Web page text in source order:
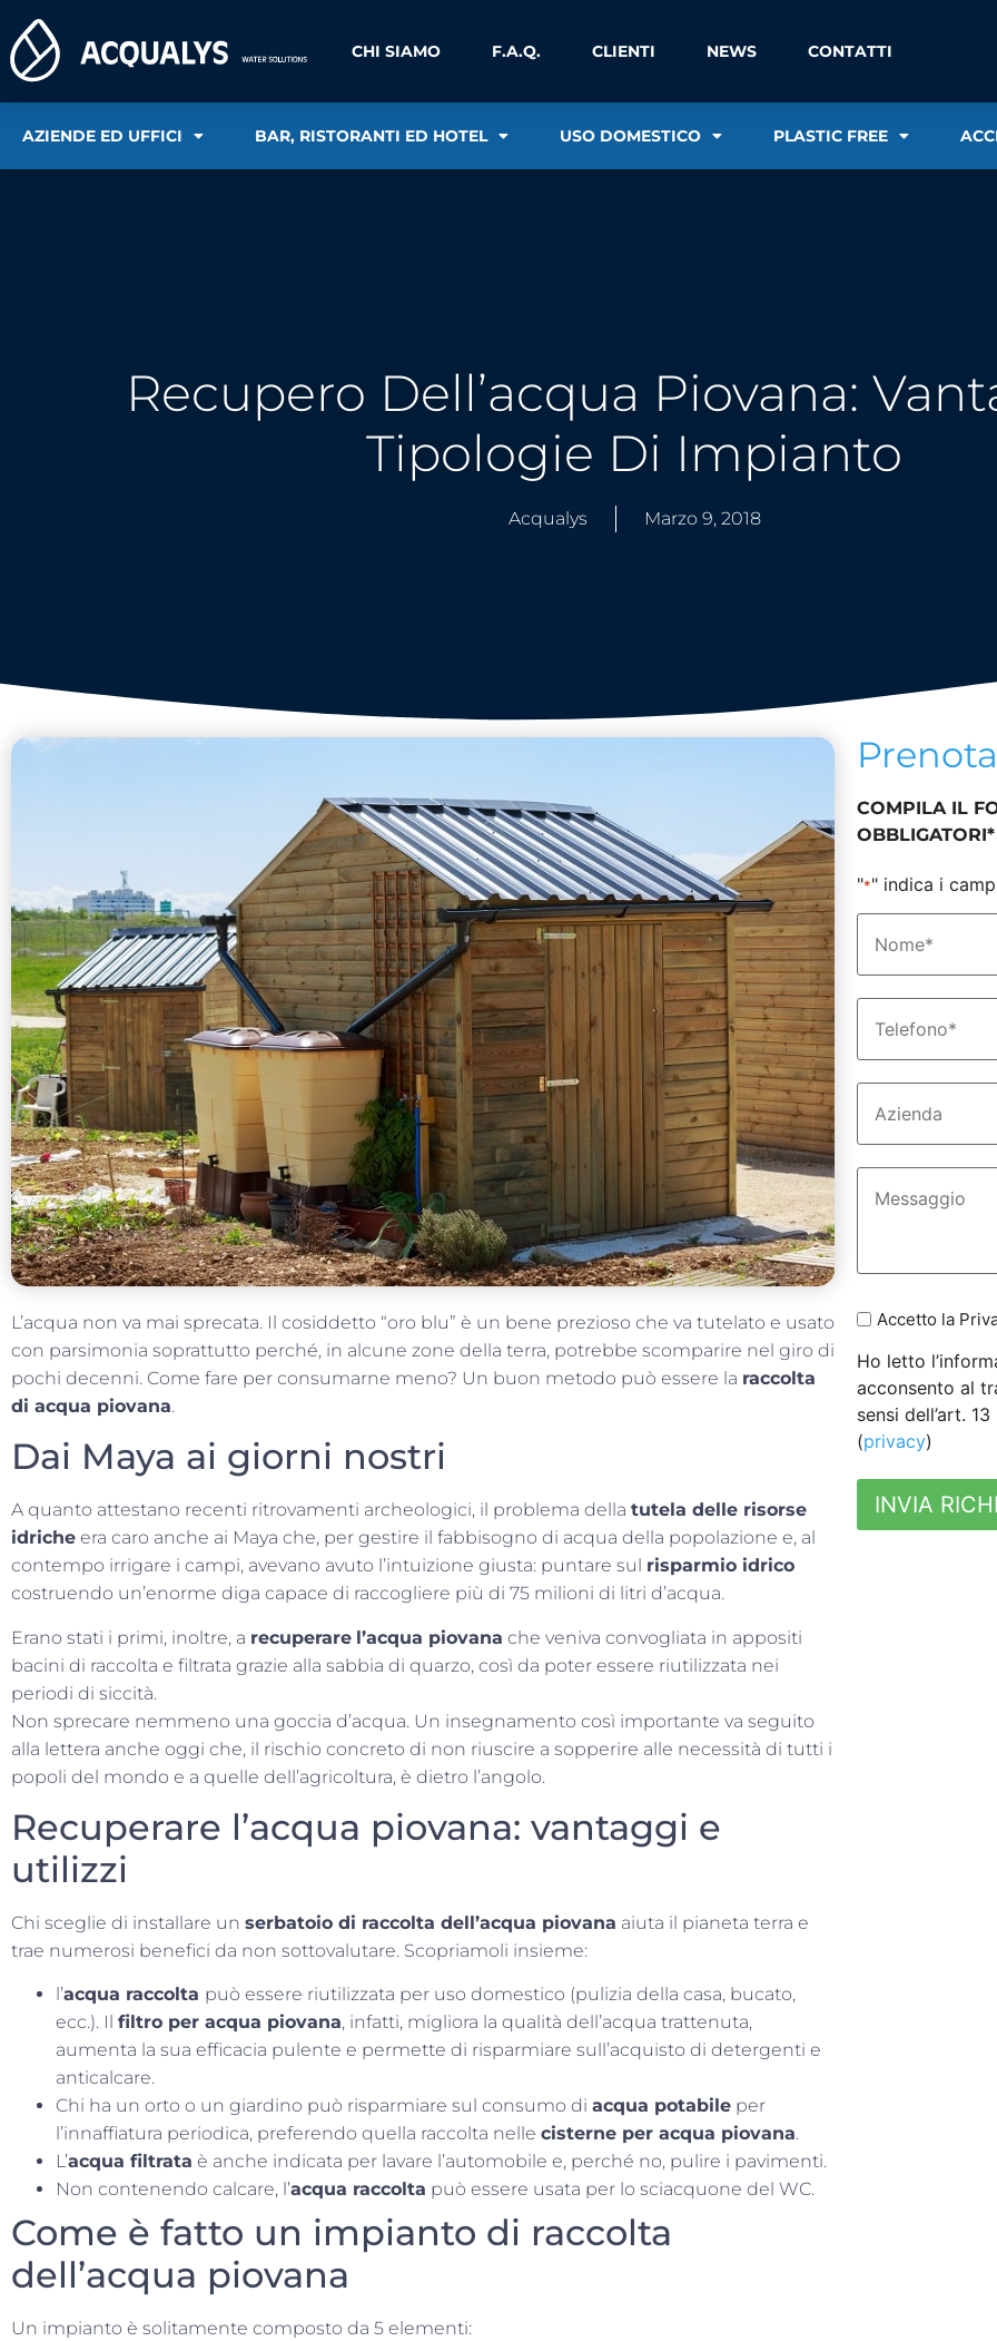
CHI SIAMO F.A.Q. CLIENTI NEWS CONTATTI
AZIENDE ED UFFICI BAR, RISTORANTI ED HOTEL USO DOMESTICO PLASTIC FREE
Recupero Dell’acqua Piovana:
Tipologie Di Impianto
Acqualys Marzo 9, 2018
L’acqua non va mai sprecata. Il cosiddetto “oro blu” è un bene prezioso che va tutelato e usato
con parsimonia soprattutto perché, in alcune zone della terra, potrebbe scomparire nel giro di
pochi decenni. Come fare per consumarne meno? Un buon metodo può essere la raccolta
di acqua piovana.
Dai Maya ai giorni nostri
A quanto attestano recenti ritrovamenti archeologici, il problema della tutela delle risorse
idriche era caro anche ai Maya che, per gestire il fabbisogno di acqua della popolazione e, al
contempo irrigare i campi, avevano avuto l’intuizione giusta: puntare sul risparmio idrico
costruendo un’enorme diga capace di raccogliere più di 75 milioni di litri d’acqua.
Erano stati i primi, inoltre, a recuperare l’acqua piovana che veniva convogliata in appositi
bacini di raccolta e filtrata grazie alla sabbia di quarzo, così da poter essere riutilizzata nei
periodi di siccità.
Non sprecare nemmeno una goccia d’acqua. Un insegnamento così importante va seguito
alla lettera anche oggi che, il rischio concreto di non riuscire a sopperire alle necessità di tutti i
popoli del mondo e a quelle dell’agricoltura, è dietro l’angolo.
Recuperare l’acqua piovana: vantaggi e
utilizzi
Chi sceglie di installare un serbatoio di raccolta dell’acqua piovana aiuta il pianeta terra e
trae numerosi benefici da non sottovalutare. Scopriamoli insieme:
l’acqua raccolta può essere riutilizzata per uso domestico (pulizia della casa, bucato,
ecc.). Il filtro per acqua piovana, infatti, migliora la qualità dell’acqua trattenuta,
aumenta la sua efficacia pulente e permette di risparmiare sull’acquisto di detergenti e
anticalcare.
Chi ha un orto o un giardino può risparmiare sul consumo di acqua potabile per
l’innaffiatura periodica, preferendo quella raccolta nelle cisterne per acqua piovana.
L’acqua filtrata è anche indicata per lavare l’automobile e, perché no, pulire i pavimenti.
Non contenendo calcare, l’acqua raccolta può essere usata per lo sciacquone del WC.
Come è fatto un impianto di raccolta
dell’acqua piovana
Un impianto è solitamente composto da 5 elementi:
Prenota
COMPILA IL
OBBLIGATORI*
"*" indica i
Accetto la
Ho letto
acconsento al
sensi dell’art.
(privacy)
INVIA